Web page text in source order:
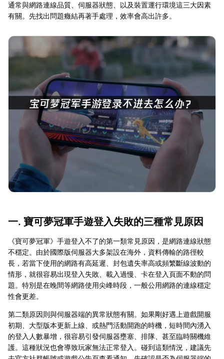
通常與網路連線品質、伺服器狀態、以及裝置運行環境這三大因素
有關。先找出問題癥結再著手處理，效率會高出許多。
一. 寶可夢冠軍手遊登入失敗的三種常見原因
《寶可夢冠軍》手遊登入不了的第一類常見原因，是網路連線狀態
不穩定。由於國際版伺服器大多架設在海外，資料傳輸的路徑較
長，若當下使用的網路有高延遲、封包遺失率高或頻繁斷線波動的
情形，就很容易出現登入失敗、載入過慢、卡在登入頁面不動的問
題。特別是在晚間等網路使用尖峰時段，一般公用網路的連線穩定
性會更差。
第二類原因則與伺服器端的異常狀態有關。如果剛好遇上遊戲開服
初期、大型版本更新上線、或熱門活動開跑的時機，短時間內湧入
的登入人數暴增，很容易引發伺服器壅塞、排隊、甚至臨時關機維
護。這種狀況也會導致玩家無法正常登入。碰到這類情況，建議先